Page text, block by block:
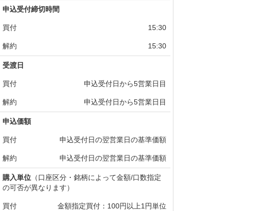
申込受付締切時間
買付 15:30
解約 15:30
受渡日
買付 申込受付日から5営業日目
解約 申込受付日から5営業日目
申込価額
買付 申込受付日の翌営業日の基準価額
解約 申込受付日の翌営業日の基準価額
購入単位 （口座区分・銘柄によって金額/口数指定
の可否が異なります）
買付
金額指定買付：100円以上1円単位